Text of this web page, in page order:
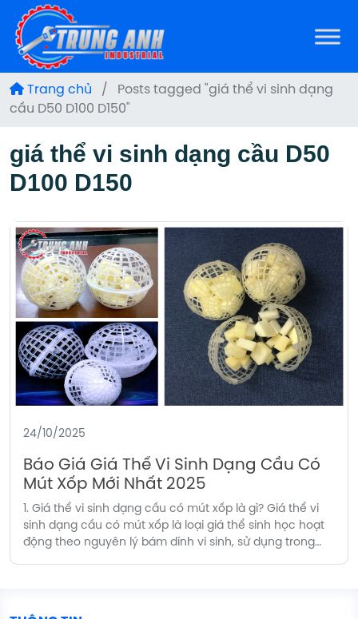
Trang chủ /
Posts tagged "giá thể vi sinh dạng
cầu D50 D100 D150"
giá thể vi sinh dạng cầu D50
D100 D150
24/10/2025
Báo Giá Giá Thể Vi Sinh Dạng Cầu Có
Mút Xốp Mới Nhất 2025
1. Giá thể vi sinh dạng cầu có mút xốp là gì? Giá thể vi
sinh dạng cầu có mút xốp là loại giá thể sinh học hoạt
động theo nguyên lý bám dính vi sinh, sử dụng trong